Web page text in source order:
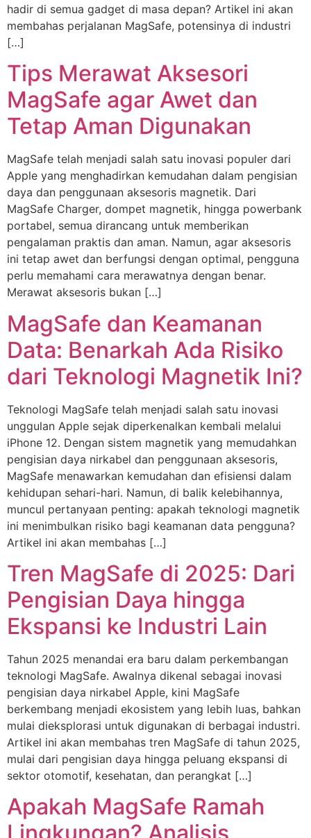
hadir di semua gadget di masa depan? Artikel ini akan
membahas perjalanan MagSafe, potensinya di industri
[…]
Tips Merawat Aksesori
MagSafe agar Awet dan
Tetap Aman Digunakan
MagSafe telah menjadi salah satu inovasi populer dari
Apple yang menghadirkan kemudahan dalam pengisian
daya dan penggunaan aksesoris magnetik. Dari
MagSafe Charger, dompet magnetik, hingga powerbank
portabel, semua dirancang untuk memberikan
pengalaman praktis dan aman. Namun, agar aksesoris
ini tetap awet dan berfungsi dengan optimal, pengguna
perlu memahami cara merawatnya dengan benar.
Merawat aksesoris bukan […]
MagSafe dan Keamanan
Data: Benarkah Ada Risiko
dari Teknologi Magnetik Ini?
Teknologi MagSafe telah menjadi salah satu inovasi
unggulan Apple sejak diperkenalkan kembali melalui
iPhone 12. Dengan sistem magnetik yang memudahkan
pengisian daya nirkabel dan penggunaan aksesoris,
MagSafe menawarkan kemudahan dan efisiensi dalam
kehidupan sehari-hari. Namun, di balik kelebihannya,
muncul pertanyaan penting: apakah teknologi magnetik
ini menimbulkan risiko bagi keamanan data pengguna?
Artikel ini akan membahas […]
Tren MagSafe di 2025: Dari
Pengisian Daya hingga
Ekspansi ke Industri Lain
Tahun 2025 menandai era baru dalam perkembangan
teknologi MagSafe. Awalnya dikenal sebagai inovasi
pengisian daya nirkabel Apple, kini MagSafe
berkembang menjadi ekosistem yang lebih luas, bahkan
mulai dieksplorasi untuk digunakan di berbagai industri.
Artikel ini akan membahas tren MagSafe di tahun 2025,
mulai dari pengisian daya hingga peluang ekspansi di
sektor otomotif, kesehatan, dan perangkat […]
Apakah MagSafe Ramah